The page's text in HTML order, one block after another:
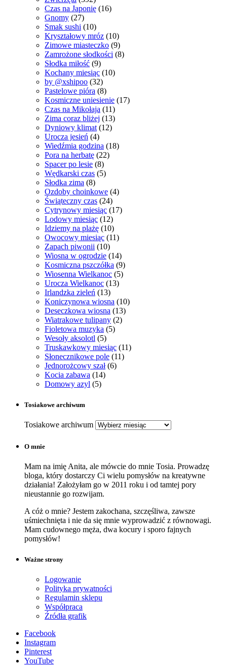
Czas na Japonię (16)
Gnomy (27)
Smak sushi (10)
Kryształowy mróz (10)
Zimowe miasteczko (9)
Zamrożone słodkości (8)
Słodka miłość (9)
Kochany miesiąc (10)
by @xshipoo (32)
Pastelowe pióra (8)
Kosmiczne uniesienie (17)
Czas na Mikołaja (11)
Zima coraz bliżej (13)
Dyniowy klimat (12)
Urocza jesień (4)
Wiedźmia godzina (18)
Pora na herbatę (22)
Spacer po lesie (8)
Wędkarski czas (5)
Słodka zima (8)
Ozdoby choinkowe (4)
Świąteczny czas (24)
Cytrynowy miesiąc (17)
Lodowy miesiąc (12)
Idziemy na plażę (10)
Owocowy miesiąc (11)
Zapach piwonii (10)
Wiosna w ogrodzie (14)
Kosmiczna pszczółka (9)
Wiosenna Wielkanoc (5)
Urocza Wielkanoc (13)
Irlandzka zieleń (13)
Koniczynowa wiosna (10)
Deseczkowa wiosna (13)
Wiatrakowe tulipany (2)
Fioletowa muzyka (5)
Wesoły aksolotl (5)
Truskawkowy miesiąc (11)
Słonecznikowe pole (11)
Jednorożcowy szał (6)
Kocia zabawa (14)
Domowy azyl (5)
Tosiakowe archiwum
Tosiakowe archiwum
O mnie
Mam na imię Anita, ale mówcie do mnie Tosia. Prowadzę
bloga, który dostarczy Ci wielu pomysłów na kreatywne
działania! Założyłam go w 2011 roku i od tamtej pory
nieustannie go rozwijam.
A cóż o mnie? Jestem zakochana, szczęśliwa, zawsze
uśmiechnięta i nie da się mnie wyprowadzić z równowagi.
Mam cudownego męża, dwa kocury i sporo fajnych
pomysłów!
Ważne strony
Logowanie
Polityka prywatności
Regulamin sklepu
Współpraca
Źródła grafik
Facebook
Instagram
Pinterest
YouTube